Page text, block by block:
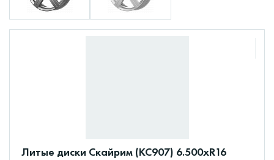
Литые диски Скайрим (КС907) 6.500xR16